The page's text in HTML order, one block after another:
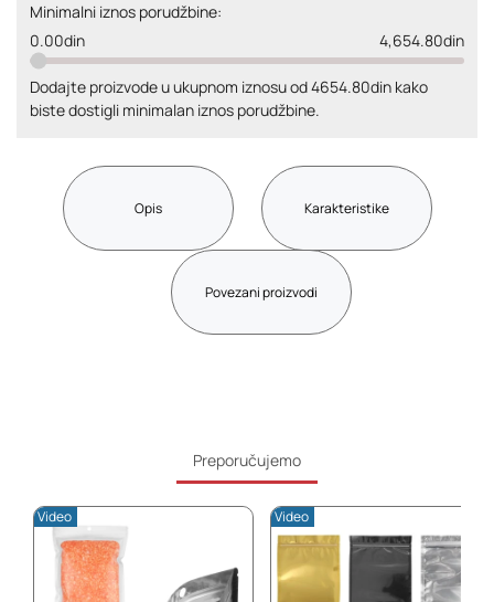
Minimalni iznos porudžbine:
0.00din
4,654.80din
Dodajte proizvode u ukupnom iznosu od 4654.80din kako
biste dostigli minimalan iznos porudžbine.
Opis Karakteristike
Povezani proizvodi
Preporučujemo
Video Video